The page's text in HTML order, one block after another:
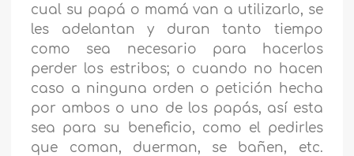
cual su papá o mamá van a utilizarlo, se
les adelantan y duran tanto tiempo
como sea necesario para hacerlos
perder los estribos; o cuando no hacen
caso a ninguna orden o petición hecha
por ambos o uno de los papás, así esta
sea para su beneficio, como el pedirles
que coman, duerman, se bañen, etc.